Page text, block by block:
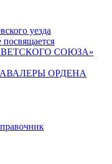
уезда
СОЮЗА»
ОРДЕНА